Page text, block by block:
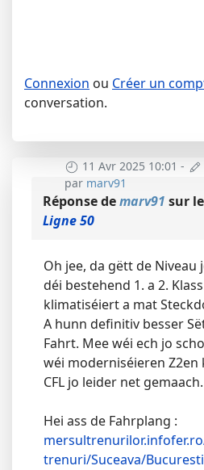
Connexion ou Créer un
conversation.
11 Avr 2025 10:01 -
par marv91
Réponse demarv91 sur
Ligne 50
Oh jee, da gëtt de
déi bestehend 1. a 2.
klimatiséiert a mat
A hunn definitiv besser
Fahrt. Mee wéi ech jo
wéi moderniséieren
CFL jo leider net gemaach.
Hei ass de Fahrplang :
trenuri/Suceava/